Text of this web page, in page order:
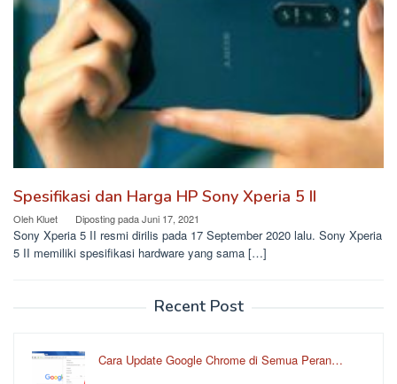
Spesifikasi dan Harga HP Sony Xperia 5 II
Oleh Kluet Diposting padaJuni 17, 2021
Sony Xperia 5 II resmi dirilis pada 17 September 2020 lalu. Sony Xperia
5 II memiliki spesifikasi hardware yang sama […]
Recent Post
Cara Update Google Chrome di Semua Peran…